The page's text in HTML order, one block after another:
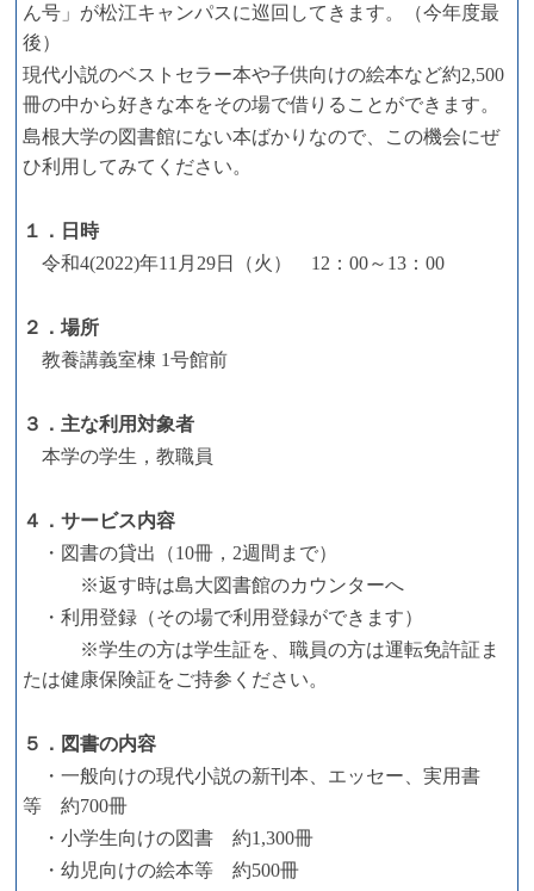
ん号」が松江キャンパスに巡回してきます。（今年度最
後）
現代小説のベストセラー本や子供向けの絵本など約2,500
冊の中から好きな本をその場で借りることができます。
島根大学の図書館にない本ばかりなので、この機会にぜ
ひ利用してみてください。
１．日時
令和4(2022)年11月29日（火） 12：00～13：00
２．場所
教養講義室棟 1号館前
３．主な利用対象者
本学の学生，教職員
４．サービス内容
・図書の貸出（10冊，2週間まで）
※返す時は島大図書館のカウンターへ
・利用登録（その場で利用登録ができます）
※学生の方は学生証を、職員の方は運転免許証ま
たは健康保険証をご持参ください。
５．図書の内容
・一般向けの現代小説の新刊本、エッセー、実用書
等 約700冊
・小学生向けの図書 約1,300冊
・幼児向けの絵本等 約500冊